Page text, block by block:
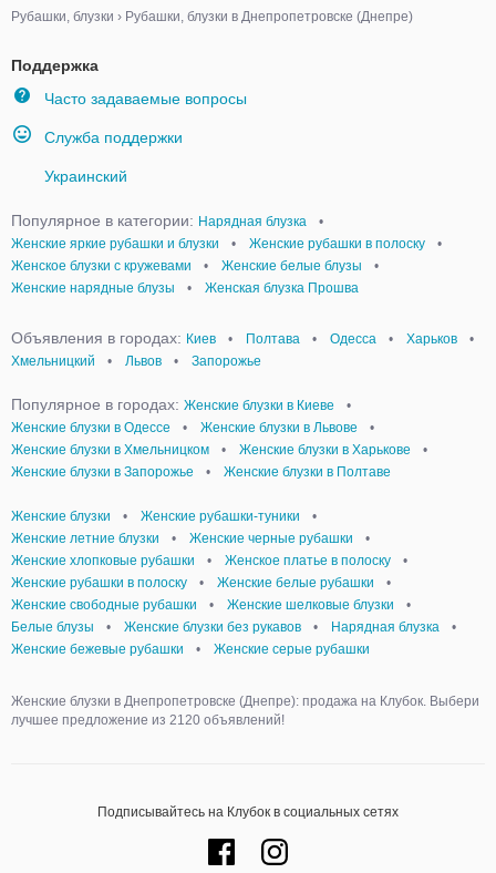
Рубашки, блузки › Рубашки, блузки в Днепропетровске (Днепре)
Поддержка
Часто задаваемые вопросы
Служба поддержки
Украинский
Популярное в категории: Нарядная блузка
•
Женские яркие рубашки и блузки
• Женские рубашки в полоску
•
Женское блузки с кружевами
• Женские белые блузы
•
Женские нарядные блузы
• Женская блузка Прошва
Объявления в городах: Киев • Полтава • Одесса • Харьков
•
Хмельницкий
• Львов • Запорожье
Популярное в городах: Женские блузки в Киеве
•
Женские блузки в Одессе
• Женские блузки в Львове
•
Женские блузки в Хмельницком
• Женские блузки в Харькове
•
Женские блузки в Запорожье
• Женские блузки в Полтаве
Женские блузки • Женские рубашки-туники
•
Женские летние блузки
• Женские черные рубашки
•
Женские хлопковые рубашки
• Женское платье в полоску
•
Женские рубашки в полоску
• Женские белые рубашки
•
Женские свободные рубашки
• Женские шелковые блузки
•
Белые блузы
• Женские блузки без рукавов • Нарядная блузка
•
Женские бежевые рубашки
• Женские серые рубашки
Женские блузки в Днепропетровске (Днепре): продажа на Клубок. Выбери
лучшее предложение из 2120 объявлений!
Подписывайтесь на Клубок в социальных сетях